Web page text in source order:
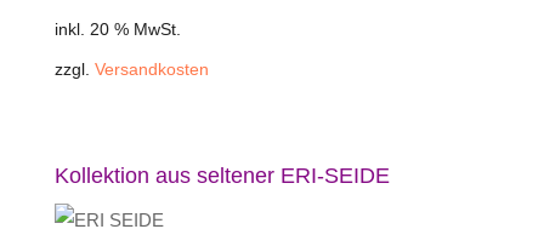
inkl. 20 % MwSt.
zzgl. Versandkosten
Kollektion aus seltener ERI-SEIDE